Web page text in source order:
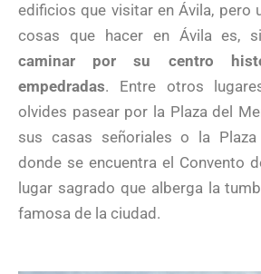
edificios que visitar en Ávila, pero
cosas que hacer en Ávila es,
caminar por su centro
empedradas. Entre otros
olvides pasear por la Plaza del
sus casas señoriales o la Plaza
donde se encuentra el Convento
lugar sagrado que alberga la
famosa de la ciudad.